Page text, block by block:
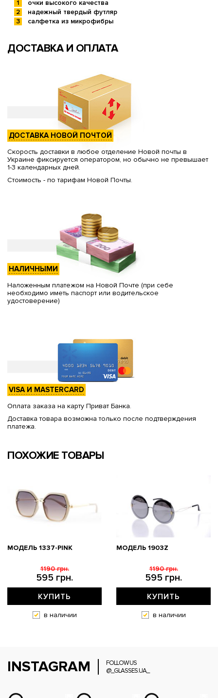
очки высокого качества
надежный твердый футляр
салфетка из микрофибры
ДОСТАВКА И ОПЛАТА
ДОСТАВКА НОВОЙ ПОЧТОЙ
Скорость доставки в любое отделение Новой почты в
Украине фиксируется оператором, но обычно не превышает
1-3 календарных дней.
Стоимость - по тарифам Новой Почты.
НАЛИЧНЫМИ
Наложенным платежом на Новой Почте (при себе
необходимо иметь паспорт или водительское
удостоверение)
VISA И MASTERCARD
Оплата заказа на карту Приват Банка.
Доставка товара возможна только после подтверждения
платежа.
ПОХОЖИЕ ТОВАРЫ
МОДЕЛЬ 1337-PINK
595 грн.
1190 грн.
КУПИТЬ
в наличии
МОДЕЛЬ 1903Z
595 грн.
1190 грн.
КУПИТЬ
в наличии
INSTAGRAM
FOLLOW US
@_GLASSES.UA_